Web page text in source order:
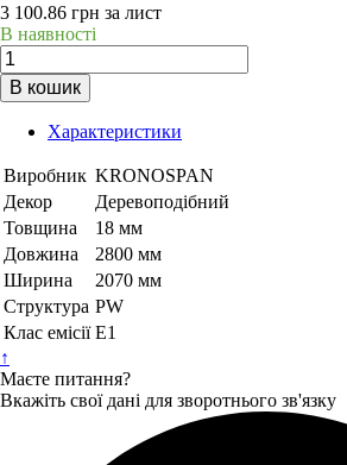
3 100.86 грн за лист
В наявності
В кошик
Характеристики
Виробник KRONOSPAN
Декор
Деревоподібний
Товщина
18 мм
Довжина
2800 мм
Ширина
2070 мм
Структура PW
Клас емісії Е1
↑
Маєте питання?
Вкажіть свої дані для зворотнього зв'язку